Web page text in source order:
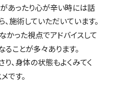
あったり心が辛い時には話
施術していただいています。
かった視点でアドバイスして
ることが多々あります。
り、身体の状態もよくみてく
です。